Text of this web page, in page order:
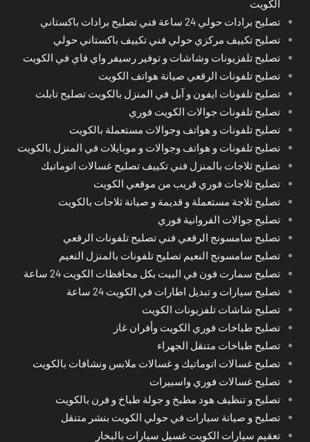
الكويت
تصليح برادات حولي 24 ساعة فني تصليح برادات باكستاني
تصليح تكييف مركزي حولي فني تكييف باكستاني حولي
تصليح تلفزيونات وشاشات و توفير رسيفر واي فاي في الكويت
تصليح تلفونات الرقعي صيانة هواتف الكويت
تصليح تلفونات ايفون و آبل في المنزل بالكويت تصليح تابلت
تصليح تلفونات جوالات الكويت فوري
تصليح تلفونات و هواتف وجوالات مستعملة بالكويت
تصليح تلفونات و هواتف وجوالات و موبايلات في المنزل بالكويت
تصليح ثلاجات بالمنزل فني تكييف تصليح غسالات اتوماتيك
تصليح ثلاجات فوري قريب من موقعي الكويت
تصليح ثلاجة مستعملة و قديمة و صيانة ثلاجات بالكويت
تصليح جوالات الفروانية فوري
تصليح سامسونج الرقعي فني تصليح تلفونات الرقعي
تصليح سامسونج النعيم تصليح تلفونات بالمنزل النعيم
تصليح سمارت فون في البيت بكل محافظات الكويت 24 ساعة
تصليح سيارات و تبديل اطارات في الكويت 24 ساعة
تصليح شاشات تلفزيونات الكويت
تصليح طباخات فوري الكويت وأفران غاز
تصليح طباخات متنقل الجهراء
تصليح غسالات اتوماتيك و غسالات ملابس ونشافات بالكويت
تصليح غسالات فوري واسبيرات
تصليح و تنظيف هود مطبخ و جولة طباخ و فرن بالكويت
تصليح و صيانة سيارات في حولي الكويت بنشر متنقل
تعقيم سيارات الكويت غسيل سيارات بالبخار